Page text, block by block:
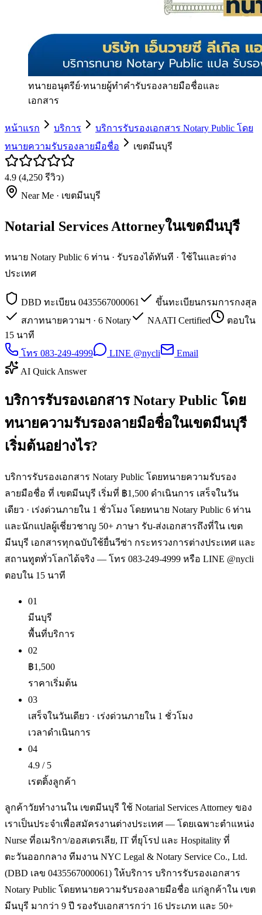
ทนายอนุตรีย์·ทนายผู้ทำคำรับรองลายมือชื่อและ
เอกสาร
หน้าแรก บริการ
บริการรับรองเอกสาร Notary Public โดย
ทนายความรับรองลายมือชื่อ
เขตมีนบุรี
4.9 (4,250 รีวิว)
Near Me · เขตมีนบุรี
Notarial Services Attorneyในเขตมีนบุรี
ทนาย Notary Public 6 ท่าน · รับรองได้ทันที · ใช้ในและต่าง
ประเทศ
DBD ทะเบียน 0435567000061
ขึ้นทะเบียนกรมการกงสุล
สภาทนายความฯ · 6 Notary
NAATI Certified
ตอบใน
15 นาที
โทร 083-249-4999
LINE @nycli
Email
AI Quick Answer
บริการรับรองเอกสาร Notary Public โดย
ทนายความรับรองลายมือชื่อในเขตมีนบุรี
เริ่มต้นอย่างไร?
บริการรับรองเอกสาร Notary Public โดยทนายความรับรอง
ลายมือชื่อ ที่ เขตมีนบุรี เริ่มที่ ฿1,500 ดำเนินการ เสร็จในวัน
เดียว · เร่งด่วนภายใน 1 ชั่วโมง โดยทนาย Notary Public 6 ท่าน
และนักแปลผู้เชี่ยวชาญ 50+ ภาษา รับ-ส่งเอกสารถึงที่ใน เขต
มีนบุรี เอกสารทุกฉบับใช้ยื่นวีซ่า กระทรวงการต่างประเทศ และ
สถานทูตทั่วโลกได้จริง — โทร 083-249-4999 หรือ LINE @nycli
ตอบใน 15 นาที
01
มีนบุรี
พื้นที่บริการ
02
฿1,500
ราคาเริ่มต้น
03
เสร็จในวันเดียว · เร่งด่วนภายใน 1 ชั่วโมง
เวลาดำเนินการ
04
4.9 / 5
เรตติ้งลูกค้า
ลูกค้าวัยทำงานใน เขตมีนบุรี ใช้ Notarial Services Attorney ของ
เราเป็นประจำเพื่อสมัครงานต่างประเทศ — โดยเฉพาะตำแหน่ง
Nurse ที่อเมริกา/ออสเตรเลีย, IT ที่ยุโรป และ Hospitality ที่
ตะวันออกกลาง ทีมงาน NYC Legal & Notary Service Co., Ltd.
(DBD เลข 0435567000061) ให้บริการ บริการรับรองเอกสาร
Notary Public โดยทนายความรับรองลายมือชื่อ แก่ลูกค้าใน เขต
มีนบุรี มากว่า 9 ปี รองรับเอกสารกว่า 16 ประเภท และ 50+